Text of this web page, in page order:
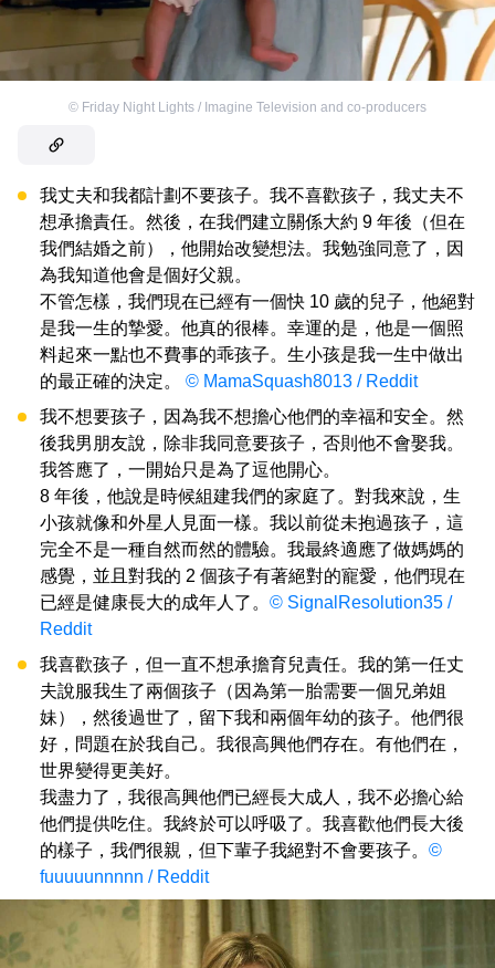
© Friday Night Lights / Imagine Television and co-producers
我丈夫和我都計劃不要孩子。我不喜歡孩子，我丈夫不
想承擔責任。然後，在我們建立關係大約 9 年後（但在
我們結婚之前），他開始改變想法。我勉強同意了，因
為我知道他會是個好父親。
不管怎樣，我們現在已經有一個快 10 歲的兒子，他絕對
是我一生的摯愛。他真的很棒。幸運的是，他是一個照
料起來一點也不費事的乖孩子。生小孩是我一生中做出
的最正確的決定。 © MamaSquash8013 / Reddit
我不想要孩子，因為我不想擔心他們的幸福和安全。然
後我男朋友說，除非我同意要孩子，否則他不會娶我。
我答應了，一開始只是為了逗他開心。
8 年後，他說是時候組建我們的家庭了。對我來說，生
小孩就像和外星人見面一樣。我以前從未抱過孩子，這
完全不是一種自然而然的體驗。我最終適應了做媽媽的
感覺，並且對我的 2 個孩子有著絕對的寵愛，他們現在
已經是健康長大的成年人了。 © SignalResolution35 /
Reddit
我喜歡孩子，但一直不想承擔育兒責任。我的第一任丈
夫說服我生了兩個孩子（因為第一胎需要一個兄弟姐
妹），然後過世了，留下我和兩個年幼的孩子。他們很
好，問題在於我自己。我很高興他們存在。有他們在，
世界變得更美好。
我盡力了，我很高興他們已經長大成人，我不必擔心給
他們提供吃住。我終於可以呼吸了。我喜歡他們長大後
的樣子，我們很親，但下輩子我絕對不會要孩子。 ©
fuuuuunnnnn / Reddit